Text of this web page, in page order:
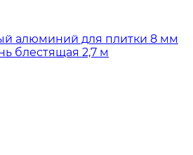
алюминий для плитки 8 мм
блестящая 2,7 м